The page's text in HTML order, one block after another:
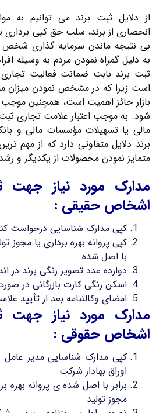
از دلایل ثبت برند می توانیم به
انحصاری از برند، سلب حق کپی برداری
بی نتیجه ماندن سرمایه گذاری
به دلیل گمراه نمودن مردم به وسیله
ثبت برند بابت ضمانت فعالیت
است زیرا که در مشخص نمودن
بازار حائز اهمیت است، همچنین
شود. به موجب اعتبار علامت تجاری
مالی یا تسهیلات مؤسسات مالی و
برند دلایل متفاوتی دارد که از مهم
متمایز نمودن محصولات از یکدیگر و
مدارک مورد نیاز جهت
اشخاص حقیقی :
کپی مدارک شناسایی درخواست
کپی پروانه بهره برداری یا مجوز
با اصل شده
دوازده عدد تصویر رنگی برند در اندازه ۶
اسکن رنگی کارت بازرگانی در
امضای وکالتنامه بعد از تأیید
مدارک مورد نیاز جهت
اشخاص حقوقی :
کپی مدارک شناسایی مدیر
اوراق بهادار شرکت
برابر با اصل شده ی پروانه بهره
مجوز تولید